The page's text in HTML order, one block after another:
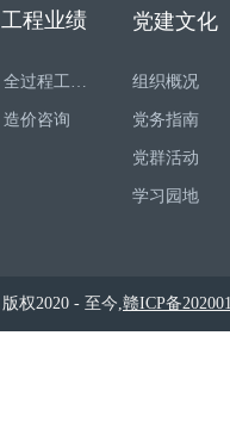
全过程工程咨询
造价咨询
组织概况
党务指南
党群活动
学习园地
工程业绩 党建文化
版权2020 - 至今,赣ICP备